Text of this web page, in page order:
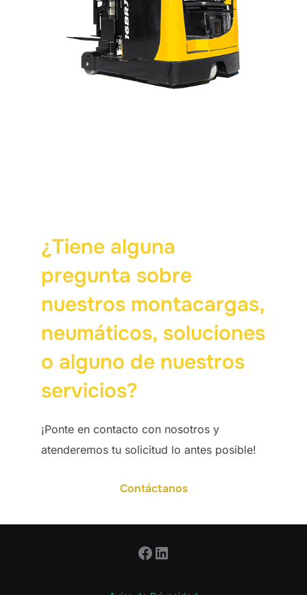
¿Tiene alguna
pregunta sobre
nuestros montacargas,
neumáticos, soluciones
o alguno de nuestros
servicios?
¡Ponte en contacto con nosotros y
atenderemos tu solicitud lo antes posible!
Contáctanos
Facebook
LinkedIn